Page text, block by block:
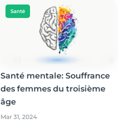
Santé
Santé mentale: Souffrance
des femmes du troisième
âge
Mar 31, 2024